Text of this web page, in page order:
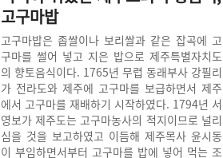
고구마밥
고구마밥은 좁쌀이나 보리쌀과 같은 잡곡에 고
구마를 썰어 넣고 지은 밥으로 제주특별자치도
의 향토음식이다. 1765년 무렵 동래부사 강필리
가 전라도와 제주에 고구마를 보급하면서 제주
에서 고구마를 재배하기 시작하였다. 1794년 서
영보가 제주도는 고구마농사의 적지이므로 널리
심을 것을 보고하였고 이듬해 제주목사 윤시동
이 부임하면서부터 고구마를 밥에 넣어 먹는 조